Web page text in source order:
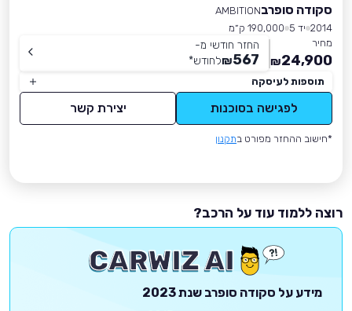
סקודה סופרבAMBITION
2014 יד 5
190,000 ק״מ
מחיר
24,900
₪
החזר חודשי מ-
567
₪לחודש*
תוספות לעיסקה
לפגישה בסוכנות יצירת קשר
*חישוב ההחזר מפורט בתקנון
רוצה ללמוד עוד על הרכב?
מידע על סקודה סופרב שנת 2023